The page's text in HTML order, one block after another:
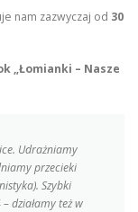
nam zazwyczaj od 30
„Łomianki – Nasze
Udrażniamy
przecieki
Szybki
działamy też w